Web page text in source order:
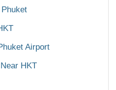
Airport
HKT